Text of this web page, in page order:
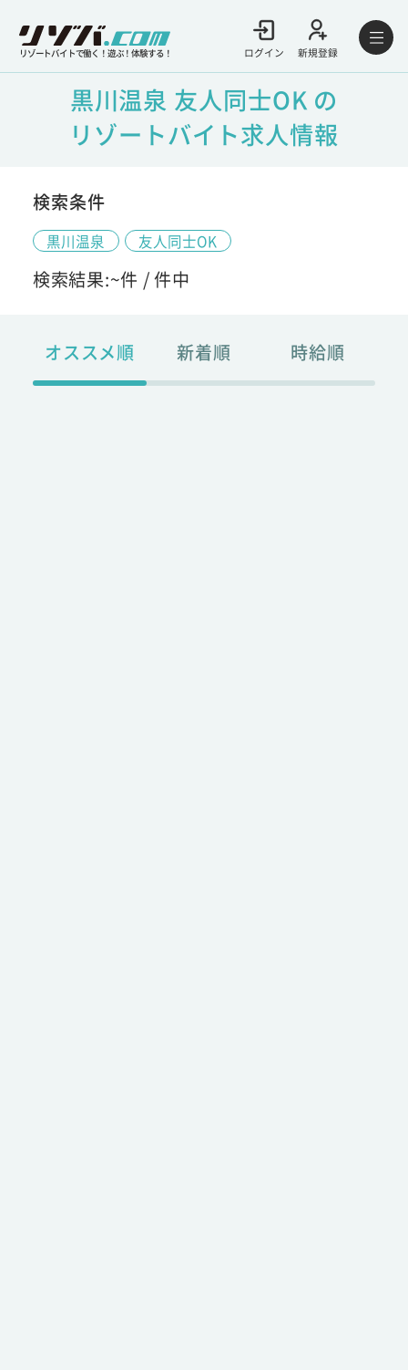
リゾートバイトで働く！遊ぶ！体験する！ ログイン 新規登録
黒川温泉 友人同士OK の
リゾートバイト求人情報
検索条件
黒川温泉 友人同士OK
検索結果:~件 /件中
オススメ順 新着順 時給順